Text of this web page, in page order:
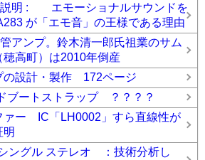
説明 : エモーショナルサウンドを
が「エモ音」の王様である理由
アンプ。鈴木清一郎氏祖業のサム
高町）は2010年倒産
の設計・製作 172ページ
ブートストラップ ？？？？
ァー IC「LH0002」すら直線性が
明
ングル ステレオ ：技術分析し